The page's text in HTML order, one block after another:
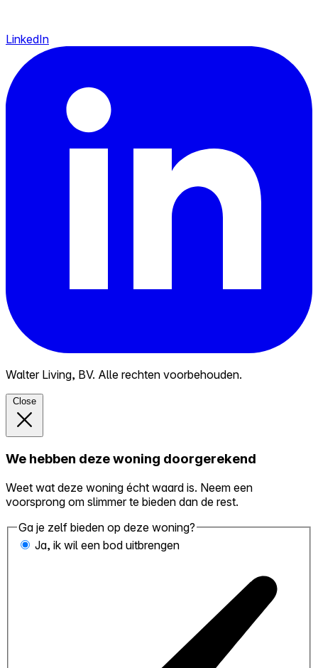
LinkedIn
Walter Living, BV. Alle rechten voorbehouden.
Close
We hebben deze woning doorgerekend
Weet wat deze woning écht waard is. Neem een
voorsprong om slimmer te bieden dan de rest.
Ga je zelf bieden op deze woning?
Ja, ik wil een bod uitbrengen